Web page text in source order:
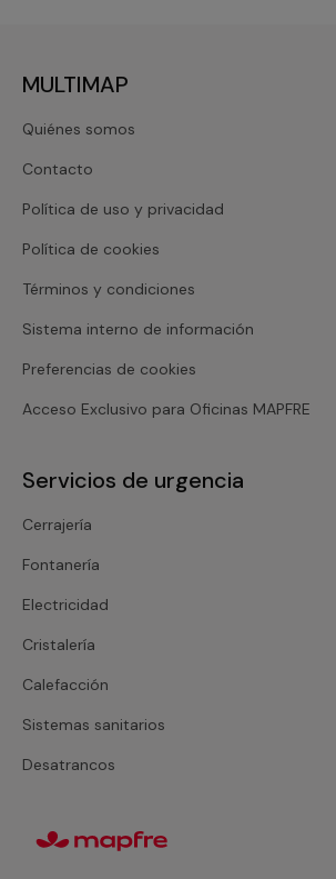
MULTIMAP
Quiénes somos
Contacto
Política de uso y privacidad
Política de cookies
Términos y condiciones
Sistema interno de información
Preferencias de cookies
Acceso Exclusivo para Oficinas MAPFRE
Servicios de urgencia
Cerrajería
Fontanería
Electricidad
Cristalería
Calefacción
Sistemas sanitarios
Desatrancos